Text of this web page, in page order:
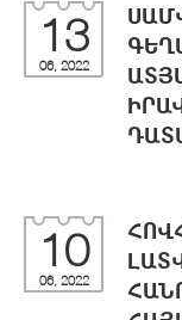
13
06, 2022
10
06, 2022